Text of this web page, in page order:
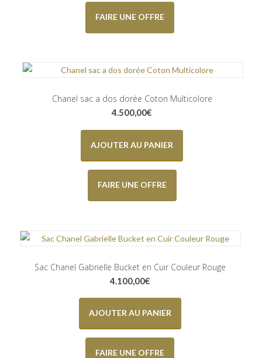
FAIRE UNE OFFRE
Chanel sac a dos dorée Coton Multicolore
4.500,00€
AJOUTER AU PANIER
FAIRE UNE OFFRE
Sac Chanel Gabrielle Bucket en Cuir Couleur Rouge
4.100,00€
AJOUTER AU PANIER
FAIRE UNE OFFRE